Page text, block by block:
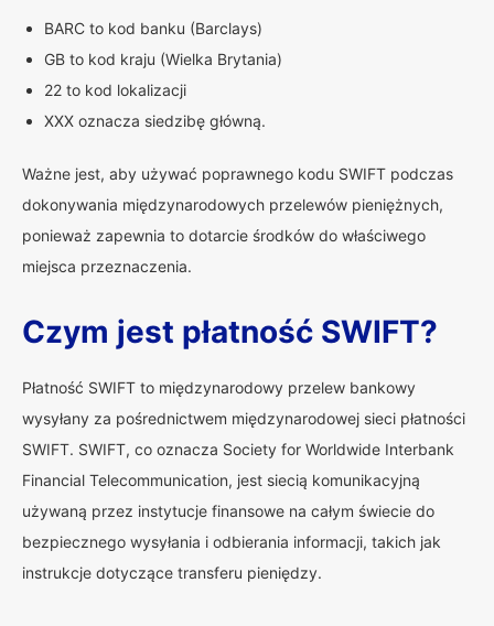
BARC to kod banku (Barclays)
GB to kod kraju (Wielka Brytania)
22 to kod lokalizacji
XXX oznacza siedzibę główną.
Ważne jest, aby używać poprawnego kodu SWIFT podczas
dokonywania międzynarodowych przelewów pieniężnych,
ponieważ zapewnia to dotarcie środków do właściwego
miejsca przeznaczenia.
Czym jest płatność SWIFT?
Płatność SWIFT to międzynarodowy przelew bankowy
wysyłany za pośrednictwem międzynarodowej sieci płatności
SWIFT. SWIFT, co oznacza Society for Worldwide Interbank
Financial Telecommunication, jest siecią komunikacyjną
używaną przez instytucje finansowe na całym świecie do
bezpiecznego wysyłania i odbierania informacji, takich jak
instrukcje dotyczące transferu pieniędzy.